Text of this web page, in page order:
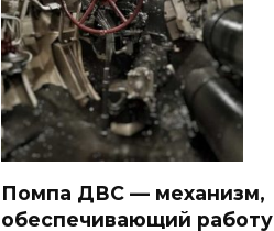
Помпа ДВС — механизм,
обеспечивающий работу